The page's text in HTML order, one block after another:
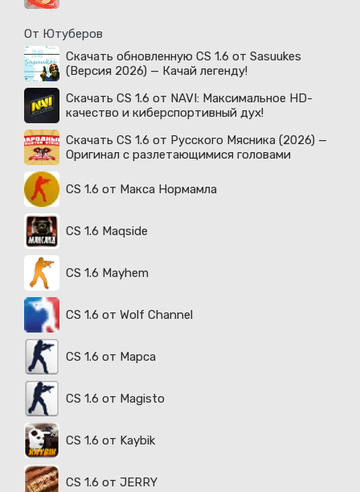
От Ютуберов
Скачать обновленную CS 1.6 от Sasuukes
(Версия 2026) — Качай легенду!
Скачать CS 1.6 от NAVI: Максимальное HD-
качество и киберспортивный дух!
Скачать CS 1.6 от Русского Мясника (2026) —
Оригинал с разлетающимися головами
CS 1.6 от Макса Нормамла
CS 1.6 Maqside
CS 1.6 Mayhem
CS 1.6 от Wolf Channel
CS 1.6 от Марса
CS 1.6 от Magisto
CS 1.6 от Kaybik
CS 1.6 от JERRY